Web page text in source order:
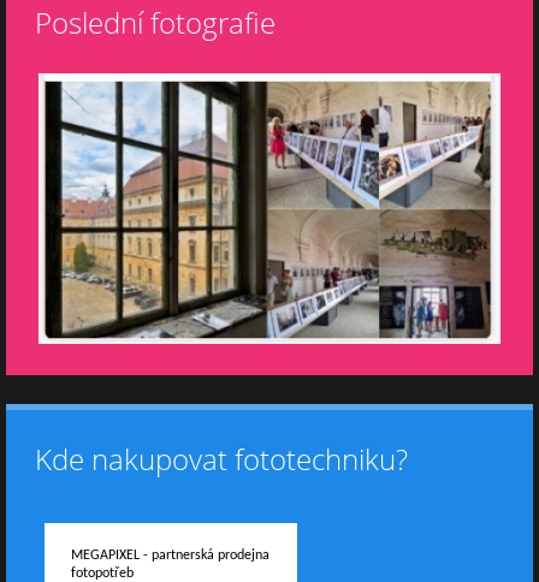
Poslední fotografie
Kde nakupovat fototechniku?
MEGAPIXEL - partnerská prodejna
fotopotřeb